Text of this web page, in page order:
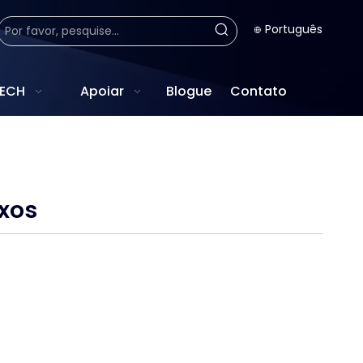
Português
Apoiar Blogue Contato